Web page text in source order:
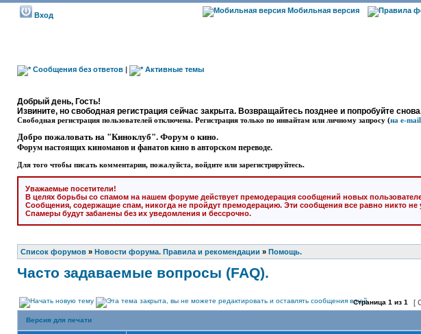
Вход
Мобильная версия
Сообщения без ответов | Активные темы
Добрый день, Гость!
Извините, но свободная регистрация сейчас закрыта. Возвращайтесь позднее и попробуйте
Свободная регистрация пользователей отключена. Регистрация только по инвайтам или личному запросу (на e-
Добро пожаловать на "Киноклуб". Форум о кино.
Форум настоящих киноманов и фанатов кино в авторском переводе.
Для того чтобы писать комментарии, пожалуйста, войдите или зарегистрируйтесь.
Уважаемые посетители!
В целях борьбы со спамом на нашем форуме действует премодерация сообщений новых
Сообщения, содержащие спам, никогда не пройдут премодерацию. Эти сообщения все равно никто не
Спамеры будут забанены без их уведомления и бессрочно.
Список форумов » Новости форума. Правила и рекомендации » Помощь.
Часто задаваемые вопросы (FAQ).
Страница 1 из 1 [
Версия для печати